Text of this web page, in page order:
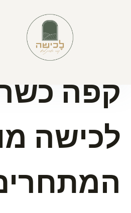
השוואת
קפה
לכישה